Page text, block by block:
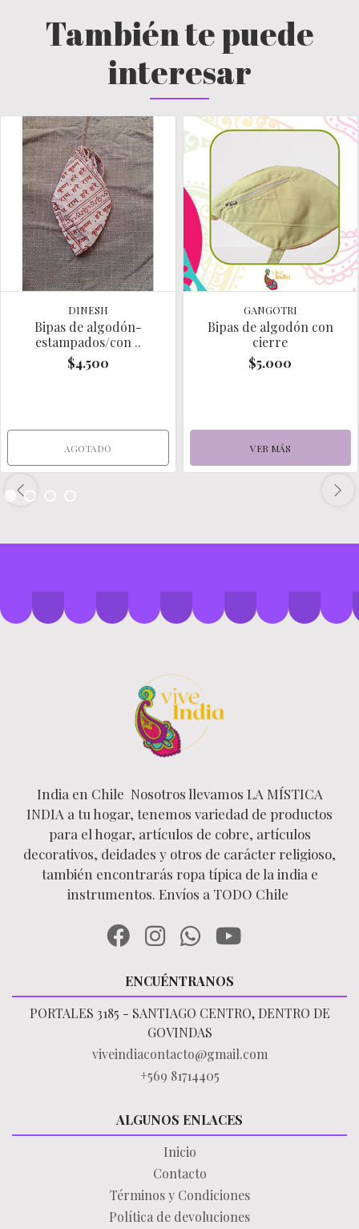
También te puede
interesar
DINESH
Bipas de algodón-
estampados/con ..
$4.500
AGOTADO
GANGOTRI
Bipas de algodón con
cierre
$5.000
VER MÁS
India en Chile Nosotros llevamos LA MÍSTICA
INDIA a tu hogar, tenemos variedad de productos
para el hogar, artículos de cobre, artículos
decorativos, deidades y otros de carácter religioso,
también encontrarás ropa típica de la india e
instrumentos. Envíos a TODO Chile
ENCUÉNTRANOS
PORTALES 3185 - SANTIAGO CENTRO, DENTRO DE
GOVINDAS
viveindiacontacto@gmail.com
+569 81714405
ALGUNOS ENLACES
Inicio
Contacto
Términos y Condiciones
Política de devoluciones